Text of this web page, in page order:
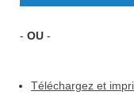
- OU -
Téléchargez et